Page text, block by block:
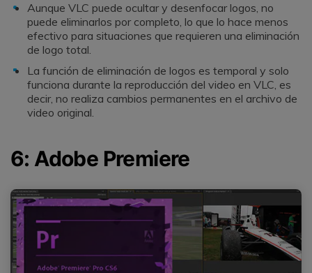
Aunque VLC puede ocultar y desenfocar logos, no
puede eliminarlos por completo, lo que lo hace menos
efectivo para situaciones que requieren una eliminación
de logo total.
La función de eliminación de logos es temporal y solo
funciona durante la reproducción del video en VLC, es
decir, no realiza cambios permanentes en el archivo de
video original.
6: Adobe Premiere